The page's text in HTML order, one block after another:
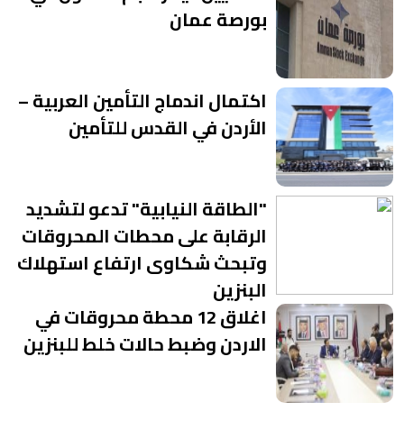
بورصة عمان
اكتمال اندماج التأمين العربية –
الأردن في القدس للتأمين
"الطاقة النيابية" تدعو لتشديد
الرقابة على محطات المحروقات
وتبحث شكاوى ارتفاع استهلاك
البنزين
اغلاق 12 محطة محروقات في
الاردن وضبط حالات خلط للبنزين